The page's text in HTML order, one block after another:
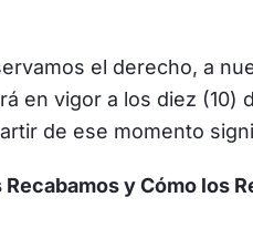
el derecho, a
en vigor a los diez (10)
de ese momento
y Cómo los